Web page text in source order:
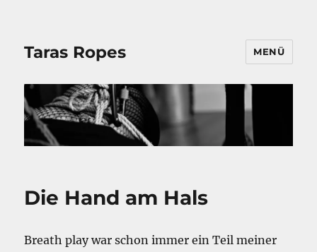
Taras Ropes MENÜ
Die Hand am Hals
Breath play war schon immer ein Teil meiner